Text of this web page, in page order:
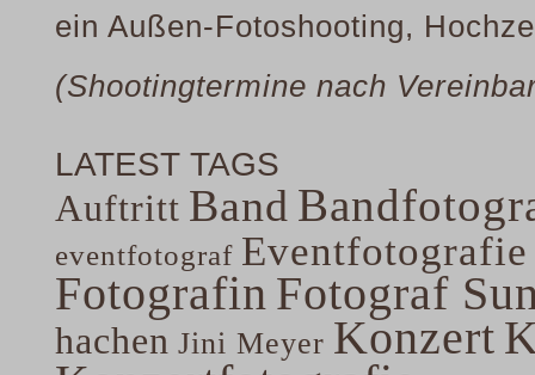
ein Außen-Fotoshooting,
(Shootingtermine nach
LATEST TAGS
Auftritt Band
eventfotograf Eventfotografie
Fotografin Fotograf
hachen Jini Meyer Konzert